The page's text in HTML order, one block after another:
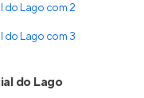
do Lago com 2
do Lago com 3
do Lago